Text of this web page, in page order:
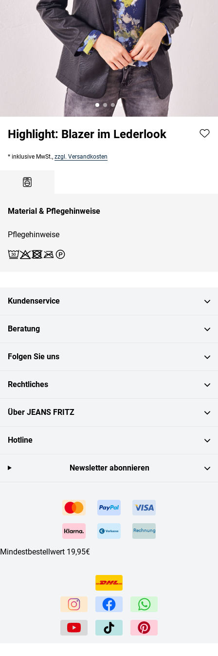
Highlight: Blazer im Lederlook
* inklusive MwSt., zzgl. Versandkosten
Material & Pflegehinweise
Pflegehinweise
Kundenservice
Beratung
Folgen Sie uns
Rechtliches
Über JEANS FRITZ
Hotline
Rechnung
Mindestbestellwert 19,95€
Newsletter abonnieren